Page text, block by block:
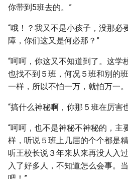
你带到5班去的。”
“哦！？我又不是小孩子，没那必
障，你们这又是何必那？”
“呵呵，你这又不知道到了。这学
也找不到５班，何况５班和别的
一样，所以不怕一万，就怕万一
“搞什么神秘啊，你那５班在厉害
“呵呵，也不是神秘不神秘的，主
样，听说５班上几届的个个都是
听王校长说３年来从来再没人入
入了好多人，不知道怎么会事。